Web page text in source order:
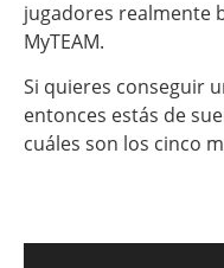
jugadores realmente
MyTEAM.
Si quieres conseguir
entonces estás de
cuáles son los cinco